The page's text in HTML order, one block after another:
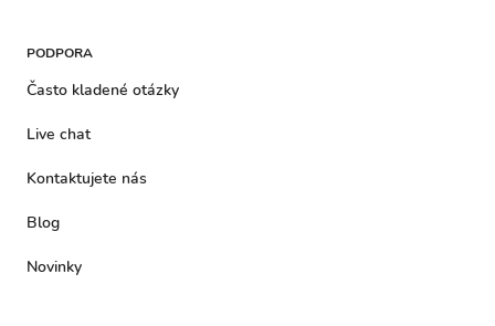
PODPORA
Často kladené otázky
Live chat
Kontaktujete nás
Blog
Novinky